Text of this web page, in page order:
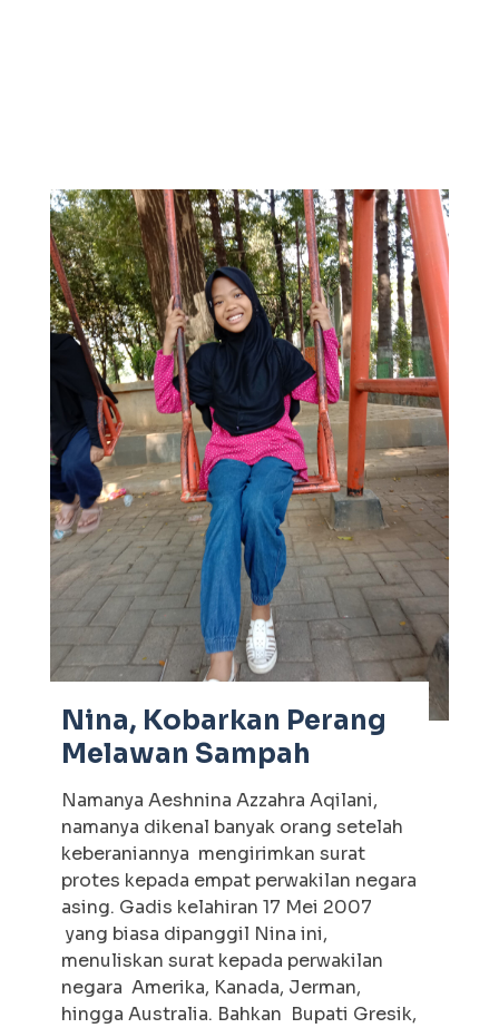
Nina, Kobarkan Perang
Melawan Sampah
Namanya Aeshnina Azzahra Aqilani,
namanya dikenal banyak orang setelah
keberaniannya mengirimkan surat
protes kepada empat perwakilan negara
asing. Gadis kelahiran 17 Mei 2007
yang biasa dipanggil Nina ini,
menuliskan surat kepada perwakilan
negara Amerika, Kanada, Jerman,
hingga Australia. Bahkan Bupati Gresik,